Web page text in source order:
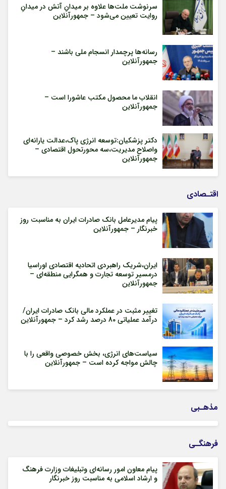
سرنوشت ملت‌ها علاوه بر میدانِ آتش در میدانِ
روایت تعیین می‌شود – جمهورآنلاین
رسانه‌ها پرچمدار انسجام ملی باشند –
جمهورآنلاین
انقلاب ما محصول مکتب عاشورا است –
جمهورآنلاین
دکتر پزشکیان:توسعه انرژی پاک،عدالت یارانه‌ای
واصلاح مدیریت،سه محورتحول اقتصادی –
جمهورآنلاین
اقتـصادی
پیام مدیرعامل بانک صادرات ایران به مناسبت روز
خبرنگار – جمهورآنلاین
ایران،شریک راهبردی اتحادیه اقتصادی اوراسیا
درمسیر توسعه تجارت و همگرایی منطقه‌ای –
جمهورآنلاین
تغییر مثبت در عملکرد مالی بانک صادرات ایران/
درآمد عملیاتی 80 درصد رشد کرد – جمهورآنلاین
سیاست‌های انرژی، بخش خصوصی واقعی را با
چالش مواجه کرده است – جمهورآنلاین
مذهـبی
فرهنگـی
پیام معاون امور رسانه‌ای وتبلیغات وزارت فرهنگ
و ارشاد اسلامی به مناسبت روز خبرنگار